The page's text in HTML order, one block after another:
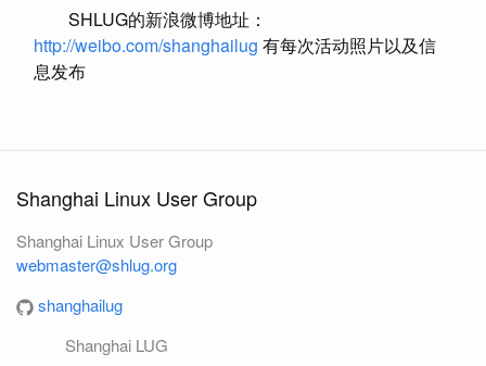
SHLUG的新浪微博地址：
http://weibo.com/shanghailug 有每次活动照片以及信
息发布
Shanghai Linux User Group
Shanghai Linux User Group
webmaster@shlug.org
shanghailug
Shanghai LUG